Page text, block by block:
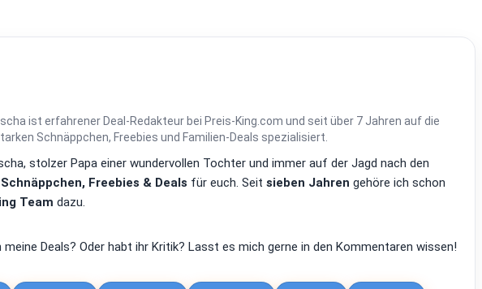
ist erfahrener Deal-Redakteur bei Preis-King.com und seit über 7 Jahren auf die
Schnäppchen, Freebies und Familien-Deals spezialisiert.
stolzer Papa einer wundervollen Tochter und immer auf der Jagd nach den
Freebies & Deals für euch. Seit sieben Jahren gehöre ich schon
Team dazu.
meine Deals? Oder habt ihr Kritik? Lasst es mich gerne in den Kommentaren wissen!